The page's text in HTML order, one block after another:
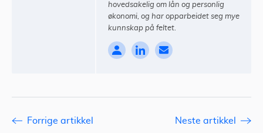
hovedsakelig om lån og personlig
økonomi, og har opparbeidet seg mye
kunnskap på feltet.
Forrige artikkel Neste artikkel